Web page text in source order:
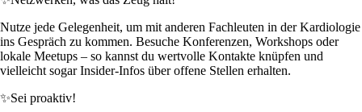
Nutze jede Gelegenheit, um mit anderen Fachleuten in der Kardiologie
ins Gespräch zu kommen. Besuche Konferenzen, Workshops oder
lokale Meetups – so kannst du wertvolle Kontakte knüpfen und
vielleicht sogar Insider-Infos über offene Stellen erhalten.
✨Sei proaktiv!